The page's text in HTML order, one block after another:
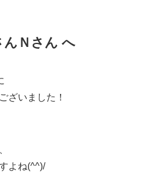
んＮさん へ
ざいました！
よね(^^)/